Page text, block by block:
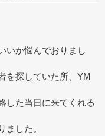
いか悩んでおりまし
を探していた所、YM
した当日に来てくれる
ました。